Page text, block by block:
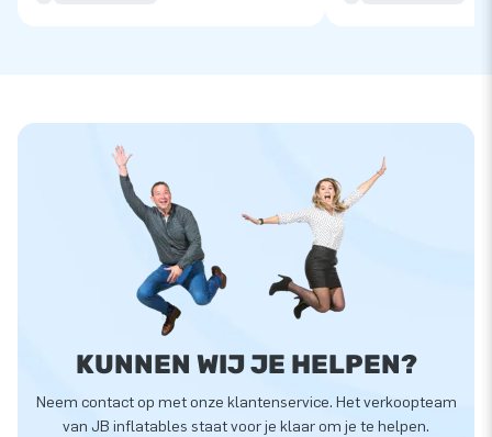
KUNNEN WIJ JE HELPEN?
Neem contact op met onze klantenservice. Het verkoopteam
van JB inflatables staat voor je klaar om je te helpen.